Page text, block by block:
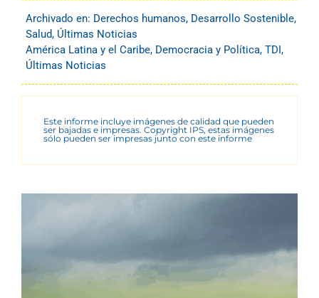
Archivado en: Derechos humanos, Desarrollo Sostenible,
Salud, Últimas Noticias
América Latina y el Caribe, Democracia y Política, TDI,
Últimas Noticias
Este informe incluye imágenes de calidad que pueden
ser bajadas e impresas. Copyright IPS, estas imágenes
sólo pueden ser impresas junto con este informe